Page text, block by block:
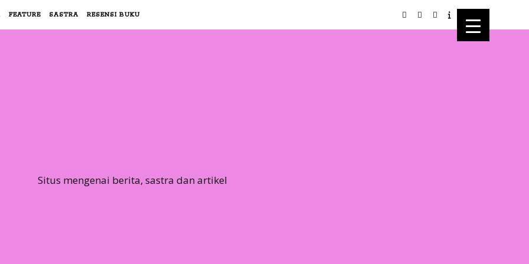
FEATURE SASTRA RESENSI BUKU
Situs mengenai berita, sastra dan artikel